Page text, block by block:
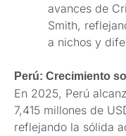
avances de
Smith,
a nichos y
Perú: Crecimiento
En 2025, Perú
7,415 millones de
reflejando la sólida